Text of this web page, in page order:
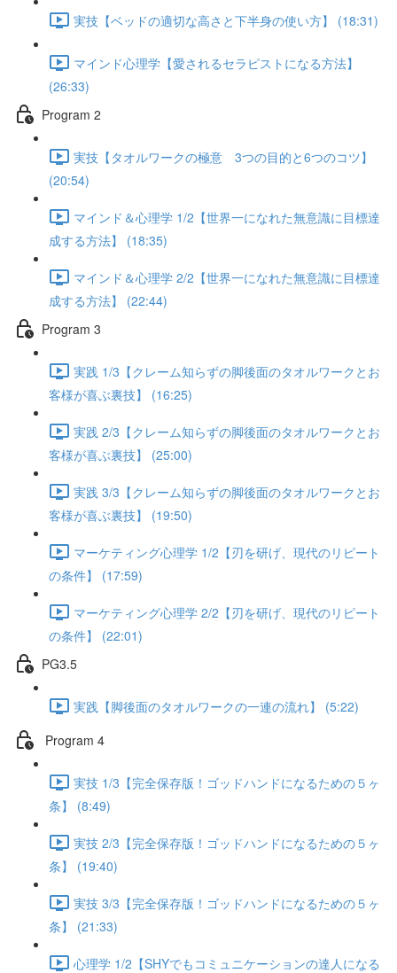
実技【ベッドの適切な高さと下半身の使い方】 (18:31)
マインド心理学【愛されるセラピストになる方法】
(26:33)
Program 2
実技【タオルワークの極意 3つの目的と6つのコツ】
(20:54)
マインド＆心理学 1/2【世界一になれた無意識に目標達
成する方法】 (18:35)
マインド＆心理学 2/2【世界一になれた無意識に目標達
成する方法】 (22:44)
Program 3
実践 1/3【クレーム知らずの脚後面のタオルワークとお
客様が喜ぶ裏技】 (16:25)
実践 2/3【クレーム知らずの脚後面のタオルワークとお
客様が喜ぶ裏技】 (25:00)
実践 3/3【クレーム知らずの脚後面のタオルワークとお
客様が喜ぶ裏技】 (19:50)
マーケティング心理学 1/2【刃を研げ、現代のリピート
の条件】 (17:59)
マーケティング心理学 2/2【刃を研げ、現代のリピート
の条件】 (22:01)
PG3.5
実践【脚後面のタオルワークの一連の流れ】 (5:22)
Program 4
実技 1/3【完全保存版！ゴッドハンドになるための５ヶ
条】 (8:49)
実技 2/3【完全保存版！ゴッドハンドになるための５ヶ
条】 (19:40)
実技 3/3【完全保存版！ゴッドハンドになるための５ヶ
条】 (21:33)
心理学 1/2【SHYでもコミュニケーションの達人になる